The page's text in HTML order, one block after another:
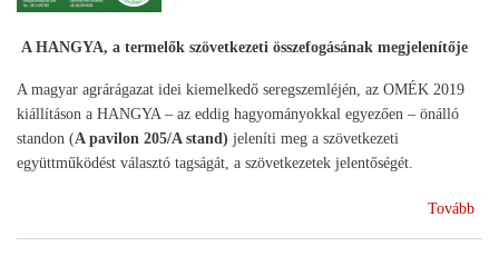
A HANGYA, a termelők szövetkezeti összefogásának megjelenítője
A magyar agrárágazat idei kiemelkedő seregszemléjén, az OMÉK 2019
kiállításon a HANGYA – az eddig hagyományokkal egyezően – önálló
standon (A pavilon 205/A stand) jeleníti meg a szövetkezeti
együttműködést választó tagságát, a szövetkezetek jelentőségét.
Tovább